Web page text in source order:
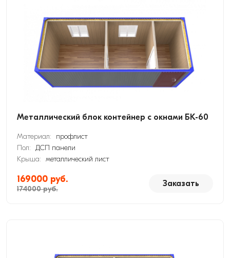
Металлический блок контейнер с окнами БК-60
Материал:
профлист
Пол: ДСП панели
Крыша: металлический лист
169000 руб.
174000 руб.
Заказать